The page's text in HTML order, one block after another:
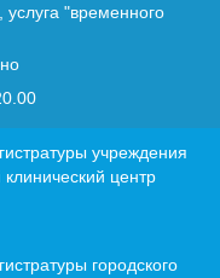
"временного
учреждения
центр
городского